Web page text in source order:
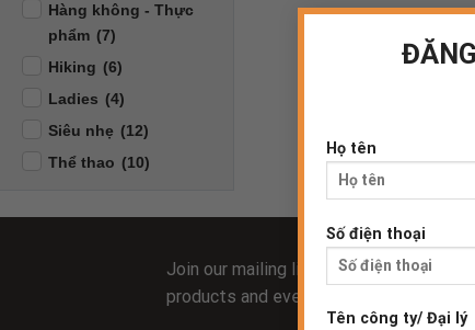
Họ tên
Số điện thoại
Tên công ty/ Đại lý
Hàng không - Thực
phẩm (7)
Hiking (6)
Ladies (4)
Siêu nhẹ (12)
Thể thao (10)
Join our mailing list and be the first to
products and event updates.